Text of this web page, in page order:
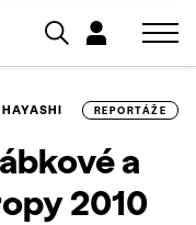
REPORTÁŽE
a
2010